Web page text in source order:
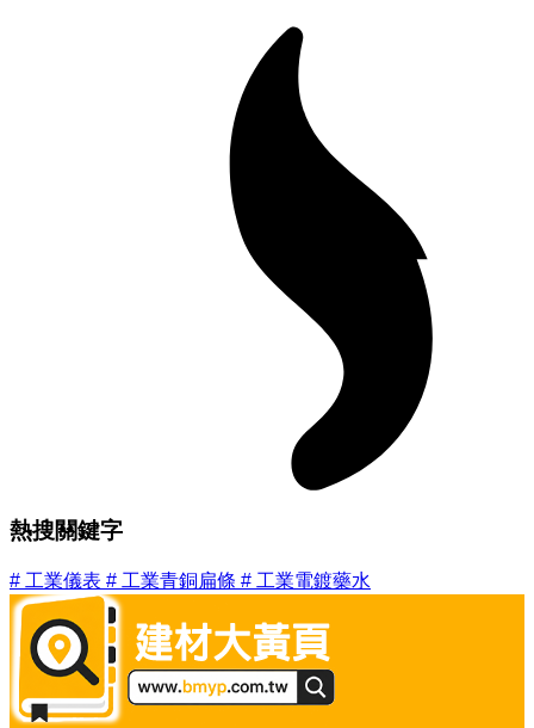
熱搜關鍵字
# 工業儀表 # 工業青銅扁條 # 工業電鍍藥水